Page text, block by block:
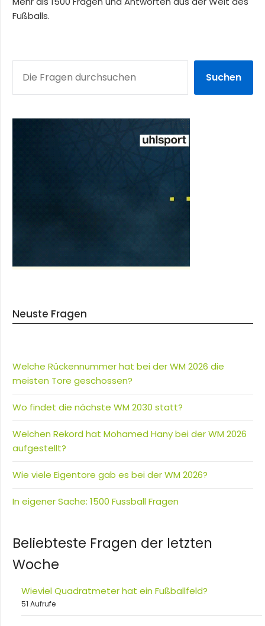
Fußballs.
Suchen
Neuste Fragen
Welche Rückennummer hat bei der WM 2026 die
meisten Tore geschossen?
Wo findet die nächste WM 2030 statt?
Welchen Rekord hat Mohamed Hany bei der WM 2026
aufgestellt?
Wie viele Eigentore gab es bei der WM 2026?
In eigener Sache: 1500 Fussball Fragen
Beliebteste Fragen der letzten
Woche
Wieviel Quadratmeter hat ein Fußballfeld?
51 Aufrufe